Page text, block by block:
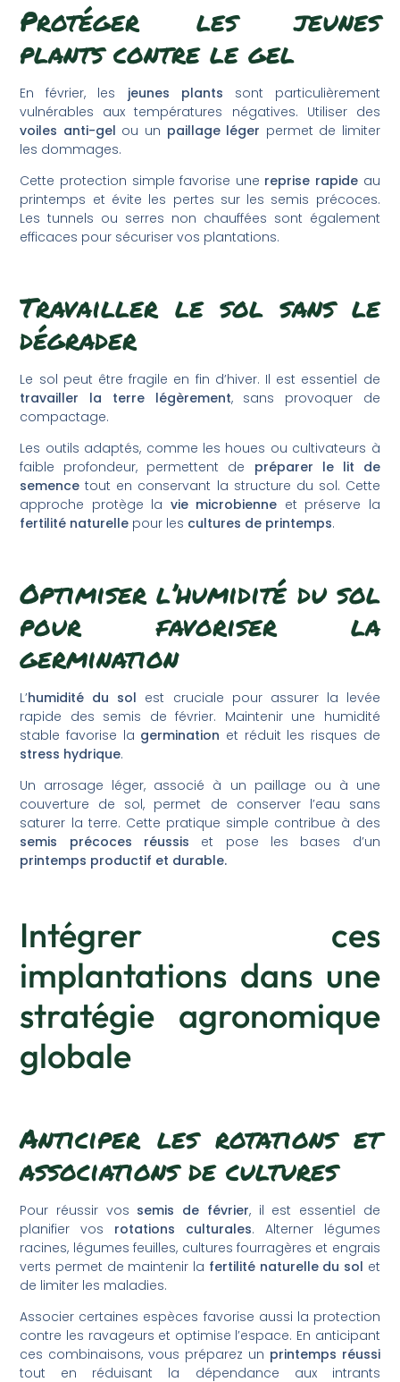
Protéger les jeunes
plants contre le gel
En février, les jeunes plants sont particulièrement
vulnérables aux températures négatives. Utiliser des
voiles anti-gel ou un paillage léger permet de limiter
les dommages.
Cette protection simple favorise une reprise rapide au
printemps et évite les pertes sur les semis précoces.
Les tunnels ou serres non chauffées sont également
efficaces pour sécuriser vos plantations.
Travailler le sol sans le
dégrader
Le sol peut être fragile en fin d’hiver. Il est essentiel de
travailler la terre légèrement, sans provoquer de
compactage.
Les outils adaptés, comme les houes ou cultivateurs à
faible profondeur, permettent de préparer le lit de
semence tout en conservant la structure du sol. Cette
approche protège la vie microbienne et préserve la
fertilité naturelle pour les cultures de printemps.
Optimiser l’humidité du sol
pour favoriser la
germination
L’humidité du sol est cruciale pour assurer la levée
rapide des semis de février. Maintenir une humidité
stable favorise la germination et réduit les risques de
stress hydrique.
Un arrosage léger, associé à un paillage ou à une
couverture de sol, permet de conserver l’eau sans
saturer la terre. Cette pratique simple contribue à des
semis précoces réussis et pose les bases d’un
printemps productif et durable.
Intégrer ces
implantations dans une
stratégie agronomique
globale
Anticiper les rotations et
associations de cultures
Pour réussir vos semis de février, il est essentiel de
planifier vos rotations culturales. Alterner légumes
racines, légumes feuilles, cultures fourragères et engrais
verts permet de maintenir la fertilité naturelle du sol et
de limiter les maladies.
Associer certaines espèces favorise aussi la protection
contre les ravageurs et optimise l’espace. En anticipant
ces combinaisons, vous préparez un printemps réussi
tout en réduisant la dépendance aux intrants